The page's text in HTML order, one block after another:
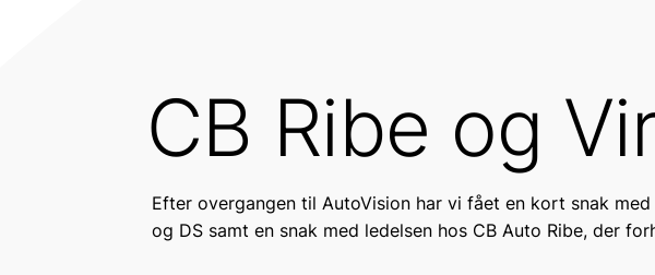
CB Ribe og
Efter overgangen til AutoVision har vi fået en kort snak
og DS samt en snak med ledelsen hos CB Auto Ribe, der